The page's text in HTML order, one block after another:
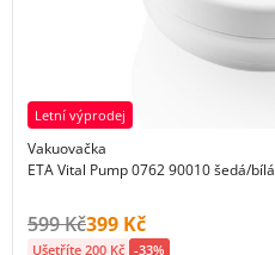
Letní výprodej
Vakuovačka
ETA Vital Pump 0762 90010 šedá/bílá
Původní cena s DPH:
599 KčCena s DPH:
399 Kč
Ušetříte 200 Kč -33%